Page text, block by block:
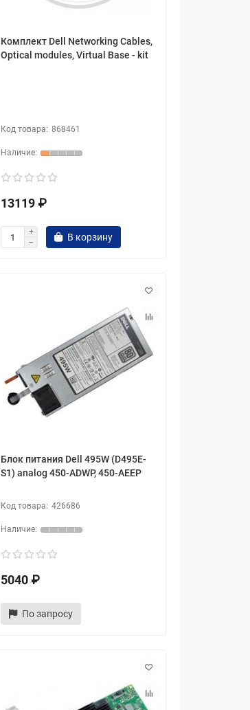
Комплект Dell Networking Cables,
Optical modules, Virtual Base - kit
868461
13119 ₽
В корзину
Блок питания Dell 495W (D495E-
S1) analog 450-ADWP, 450-AEEP
426686
5040 ₽
По запросу